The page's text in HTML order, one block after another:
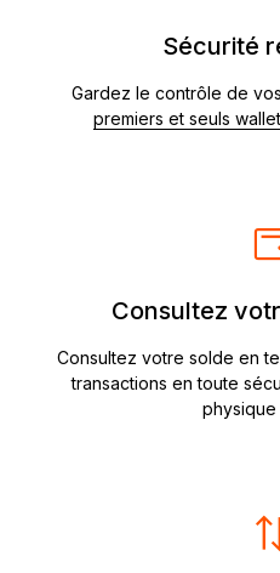
Sécurité
Gardez le contrôle de
premiers et seuls
Consultez
Consultez votre solde en
transactions en toute
physique